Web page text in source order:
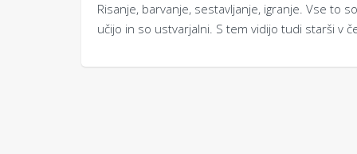
Risanje, barvanje, sestavljanje, igranje. Vse to
učijo in so ustvarjalni. S tem vidijo tudi starši v